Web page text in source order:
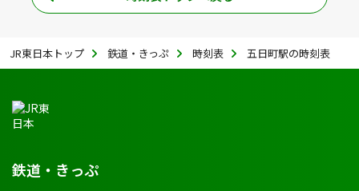
JR東日本トップ 鉄道・きっぷ 時刻表 五日町駅の時刻表
鉄道・きっぷ